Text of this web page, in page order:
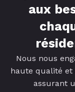
aux
Nous nous
haute qualité
assurant